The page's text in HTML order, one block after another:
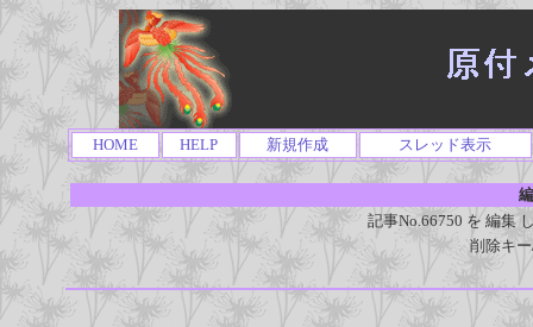
HOME HELP 新規作成 スレッド表示
記事No.66750 を 編集
削除キ